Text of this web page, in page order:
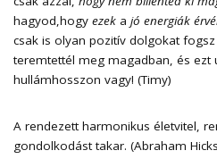
hagyod,hogy ezek a jó energiák
csak is olyan pozitív dolgokat
teremtettél meg magadban, és ezt
hullámhosszon vagy! (Timy)
A rendezett harmonikus életvitel,
gondolkodást takar. (Abraham